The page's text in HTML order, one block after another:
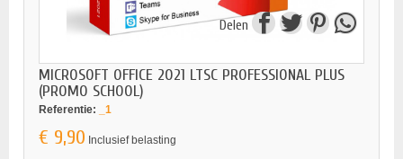
Delen
MICROSOFT OFFICE 2021 LTSC PROFESSIONAL PLUS
(PROMO SCHOOL)
Referentie: _1
€ 9,90 Inclusief belasting